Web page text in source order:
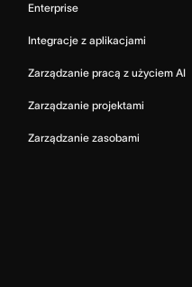
Enterprise
Integracje z aplikacjami
Zarządzanie pracą z użyciem AI
Zarządzanie projektami
Zarządzanie zasobami